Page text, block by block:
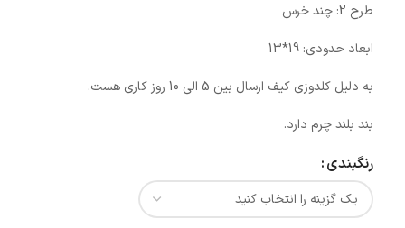
طرح 2: چند خرس
ابعاد حدودی: 19*13
به دلیل کلدوزی کیف ارسال بین 5 الی 10 روز کاری هست.
بند بلند چرم دارد.
رنگبندی